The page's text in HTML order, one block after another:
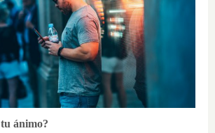
ánimo?